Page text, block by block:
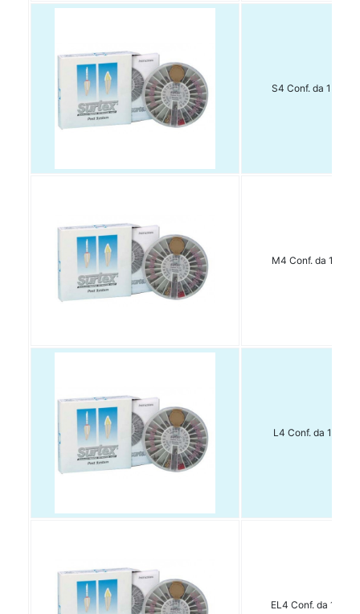
S4 Conf. da 15 pz.
M4 Conf. da 15 pz
L4 Conf. da 15 pz
EL4 Conf. da 15 pz